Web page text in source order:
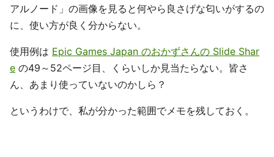
アルノード」の画像を見ると何やら良さげな匂いがするの
に、使い方が良く分からない。
使用例は Epic Games Japan のおかずさんの Slide Shar
e の49～52ページ目、くらいしか見当たらない。皆さ
ん、あまり使っていないのかしら？
というわけで、私が分かった範囲でメモを残しておく。